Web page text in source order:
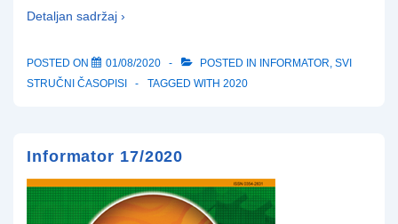
Detaljan sadržaj ›
POSTED ON 01/08/2020 POSTED IN INFORMATOR SVI
STRUČNI ČASOPISI
TAGGED WITH 2020
Informator 17/2020